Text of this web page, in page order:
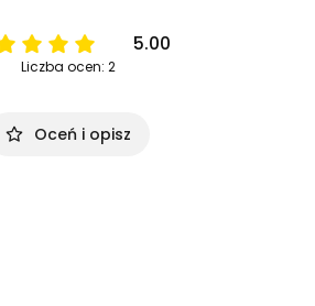
5.00
Liczba ocen: 2
Oceń i opisz